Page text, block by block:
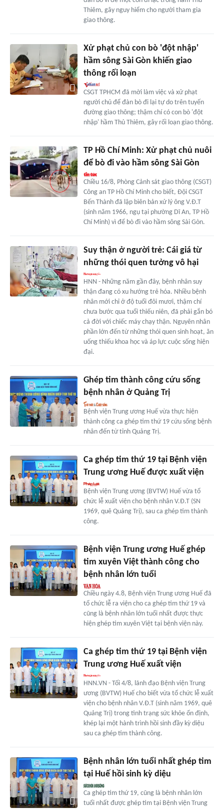
Thiêm, gây nguy hiểm cho người tham gia
giao thông.
Xử phạt chủ con bò 'đột nhập'
hầm sông Sài Gòn khiến giao
thông rối loạn
CSGT TPHCM đã mời làm việc và xử phạt
người chủ để đàn bò đi lại tự do trên tuyến
đường giao thông; thậm chí có con bò 'đột
nhập' hầm Thủ Thiêm, gây rối loạn giao thông.
TP Hồ Chí Minh: Xử phạt chủ nuôi
để bò đi vào hầm sông Sài Gòn
Chiều 16/8, Phòng Cảnh sát giao thông (CSGT)
Công an TP Hồ Chí Minh cho biết, Đội CSGT
Bến Thành đã lập biên bản xử lý ông V.Đ.T
(sinh năm 1966, ngụ tại phường Dĩ An, TP Hồ
Chí Minh) vì để bò đi vào hầm sông Sài Gòn.
Suy thận ở người trẻ: Cái giá từ
những thói quen tưởng vô hại
HNN - Những năm gần đây, bệnh nhân suy
thận đang có xu hướng trẻ hóa. Nhiều bệnh
nhân mới chỉ ở độ tuổi đôi mươi, thậm chí
chưa bước qua tuổi thiếu niên, đã phải gắn bó
cả đời với chiếc máy chạy thận. Nguyên nhân
phần lớn đến từ những thói quen sinh hoạt, ăn
uống thiếu khoa học và áp lực cuộc sống hiện
đại.
Ghép tim thành công cứu sống
bệnh nhân ở Quảng Trị
Bệnh viện Trung ương Huế vừa thực hiện
thành công ca ghép tim thứ 19 cứu sống bệnh
nhân đến từ tỉnh Quảng Trị.
Ca ghép tim thứ 19 tại Bệnh viện
Trung ương Huế được xuất viện
Bệnh viện Trung ương (BVTW) Huế vừa tổ
chức lễ xuất viện cho bệnh nhân V.Đ.T (SN
1969, quê Quảng Trị), sau ca ghép tim thành
công.
Bệnh viện Trung ương Huế ghép
tim xuyên Việt thành công cho
bệnh nhân lớn tuổi
Chiều ngày 4.8, Bệnh viện Trung ương Huế đã
tổ chức lễ ra viện cho ca ghép tim thứ 19 và
cũng là bệnh nhân lớn tuổi nhất được thực
hiện ghép tim xuyên Việt tại bệnh viện này.
Ca ghép tim thứ 19 tại Bệnh viện
Trung ương Huế xuất viện
HNN.VN - Tối 4/8, lãnh đạo Bệnh viện Trung
ương (BVTW) Huế cho biết vừa tổ chức lễ xuất
viện cho bệnh nhân V.Đ.T (sinh năm 1969, quê
Quảng Trị) trong tình trạng sức khỏe ổn định,
khép lại một hành trình hồi sinh đầy kỳ diệu
sau ca ghép tim thành công.
Bệnh nhân lớn tuổi nhất ghép tim
tại Huế hồi sinh kỳ diệu
Ca ghép tim thứ 19, cũng là bệnh nhân lớn
tuổi nhất được ghép tim tại Bệnh viện Trung